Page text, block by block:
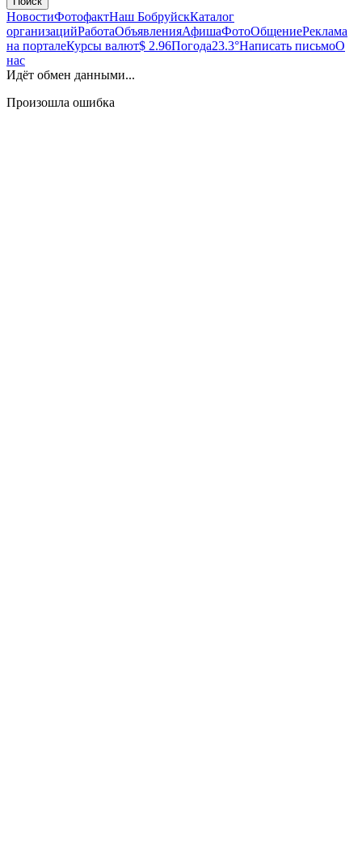
НовостиФотофактНаш БобруйскКаталог
организацийРаботаОбъявленияАфишаФотоОбщениеРеклама
на порталеКурсы валют$ 2.96Погода23.3°Написать письмоО
нас
Идёт обмен данными...
Произошла ошибка